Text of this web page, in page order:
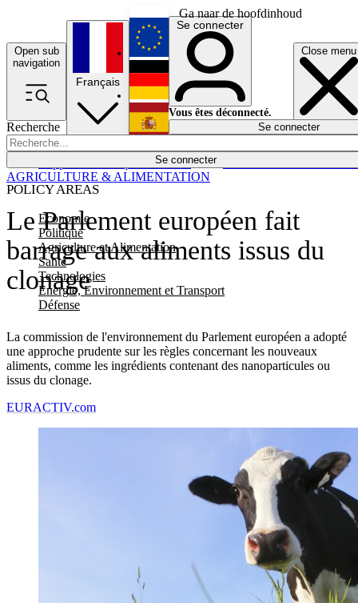
Ga naar de hoofdinhoud
Open sub
navigation
Close menu
Recherche
Se connecter
POLICY AREAS
Economie
Politique
Agriculture et Alimentation
Santé
Technologies
Energie, Environnement et Transport
Défense
Économie
Français
English
Deutsch
Español
Se connecter
Vous êtes déconnecté.
Se connecter
Le Parlement européen fait
barrage aux aliments issus du
clonage
La commission de l'environnement du Parlement européen a adopté
une approche prudente sur les règles concernant les nouveaux
aliments, comme les ingrédients contenant des nanoparticules ou
issus du clonage.
AGRICULTURE & ALIMENTATION
EURACTIV.com